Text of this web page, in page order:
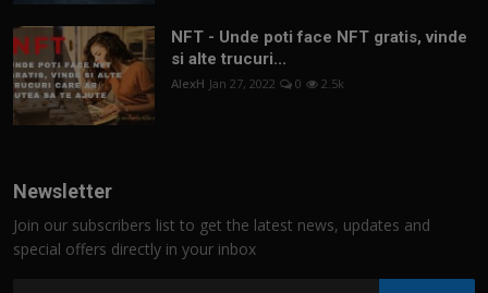
NFT - Unde poti face NFT gratis, vinde
si alte trucuri...
AlexH Jan 27, 2022 0 2.5k
Newsletter
Join our subscribers list to get the latest news, updates and
special offers directly in your inbox